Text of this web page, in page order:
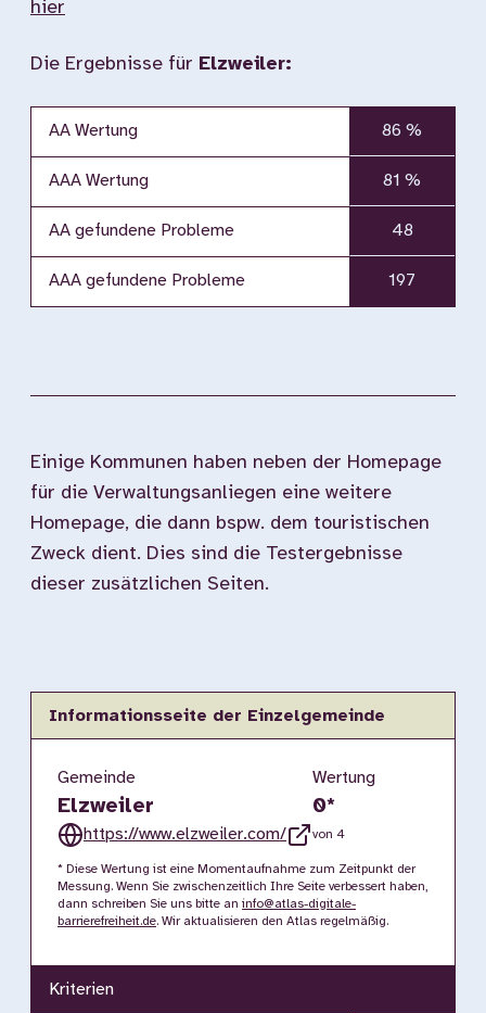
hier
Die Ergebnisse für Elzweiler:
AA Wertung 86 %
AAA Wertung 81 %
AA gefundene Probleme 48
AAA gefundene Probleme 197
Einige Kommunen haben neben der Homepage
für die Verwaltungsanliegen eine weitere
Homepage, die dann bspw. dem touristischen
Zweck dient. Dies sind die Testergebnisse
dieser zusätzlichen Seiten.
Informationsseite der Einzelgemeinde
Gemeinde
Elzweiler
https://www.elzweiler.com/
Wertung
0*
von 4
* Diese Wertung ist eine Momentaufnahme zum Zeitpunkt der
Messung. Wenn Sie zwischenzeitlich Ihre Seite verbessert haben,
dann schreiben Sie uns bitte an info@atlas-digitale-
barrierefreiheit.de. Wir aktualisieren den Atlas regelmäßig.
Kriterien